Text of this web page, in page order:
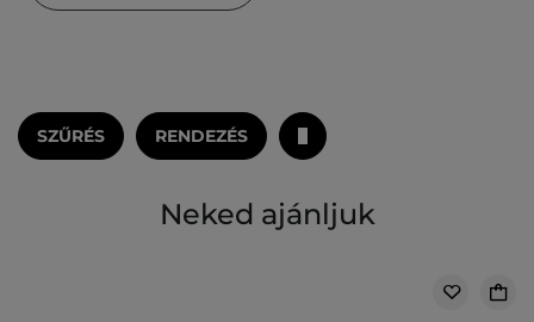
SZŰRÉS RENDEZÉS
Neked ajánljuk